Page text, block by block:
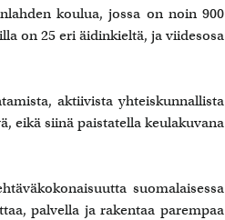
koulua, jossa on noin 900
on 25 eri äidinkieltä, ja viidesosa
aktiivista yhteiskunnallista
eikä siinä paistatella keulakuvana
suomalaisessa
palvella ja rakentaa parempaa